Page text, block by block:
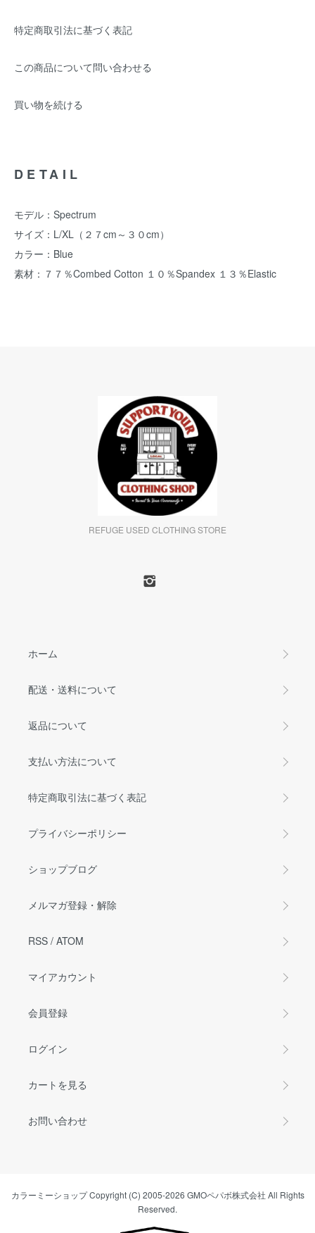
特定商取引法に基づく表記
この商品について問い合わせる
買い物を続ける
DETAIL
モデル：Spectrum
サイズ：L/XL（２７cm～３０cm）
カラー：Blue
素材：７７％Combed Cotton １０％Spandex １３％Elastic
REFUGE USED CLOTHING STORE
ホーム
配送・送料について
返品について
支払い方法について
特定商取引法に基づく表記
プライバシーポリシー
ショップブログ
メルマガ登録・解除
RSS / ATOM
マイアカウント
会員登録
ログイン
カートを見る
お問い合わせ
カラーミーショップCopyright (C) 2005-2026 GMOペパボ株式会社 All Rights
Reserved.